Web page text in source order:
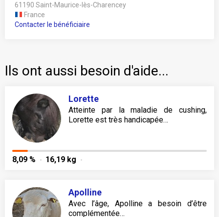
61190 Saint-Maurice-lès-Charencey
France
Contacter le bénéficiaire
Ils ont aussi besoin d'aide...
Lorette
Atteinte par la maladie de cushing,
Lorette est très handicapée…
8,09 % 16,19 kg
Apolline
Avec l’âge, Apolline a besoin d’être
complémentée…